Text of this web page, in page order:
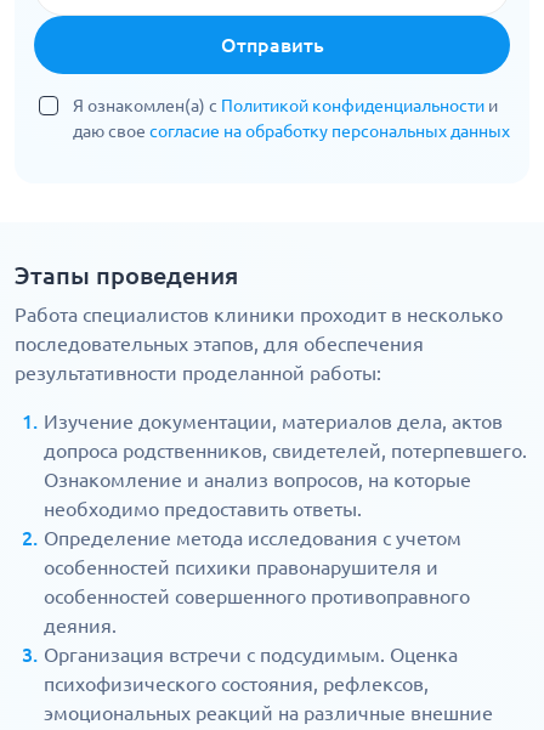
Отправить
Я ознакомлен(а) с Политикой конфиденциальности и
даю свое согласие на обработку персональных данных
Этапы проведения
Работа специалистов клиники проходит в несколько
последовательных этапов, для обеспечения
результативности проделанной работы:
Изучение документации, материалов дела, актов
допроса родственников, свидетелей, потерпевшего.
Ознакомление и анализ вопросов, на которые
необходимо предоставить ответы.
Определение метода исследования с учетом
особенностей психики правонарушителя и
особенностей совершенного противоправного
деяния.
Организация встречи с подсудимым. Оценка
психофизического состояния, рефлексов,
эмоциональных реакций на различные внешние